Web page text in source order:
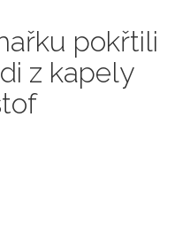
pokřtili
z kapely